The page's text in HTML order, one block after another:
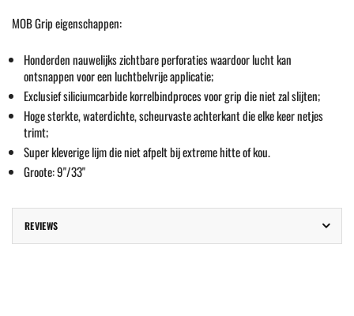
MOB Grip eigenschappen:
Honderden nauwelijks zichtbare perforaties waardoor lucht kan
ontsnappen voor een luchtbelvrije applicatie;
Exclusief siliciumcarbide korrelbindproces voor grip die niet zal slijten;
Hoge sterkte, waterdichte, scheurvaste achterkant die elke keer netjes
trimt;
Super kleverige lijm die niet afpelt bij extreme hitte of kou.
Groote: 9"/33"
REVIEWS